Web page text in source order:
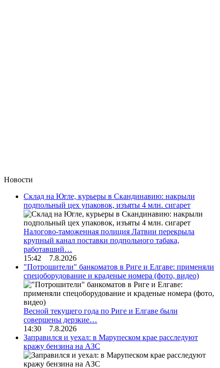
Новости
Склад на Югле, курьеры в Скандинавию: накрыли
подпольный цех упаковок, изъяты 4 млн. сигарет
Налогово-таможенная полиция Латвии перекрыла
крупный канал поставки подпольного табака,
работавший…
15:42 7.8.2026
"Потрошители" банкоматов в Риге и Елгаве: применяли
спецоборудование и краденые номера (фото, видео)
Весной текущего года по Риге и Елгаве были
совершены дерзкие…
14:30 7.8.2026
Заправился и уехал: в Марупеском крае расследуют
кражу бензина на АЗС